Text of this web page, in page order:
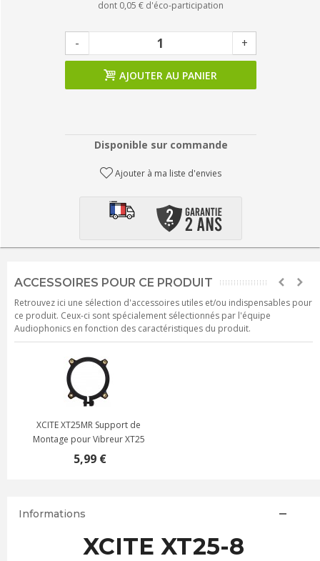
dont 0,05 € d'éco-participation
- +
AJOUTER AU PANIER
Disponible sur commande
Ajouter à ma liste d'envies
ACCESSOIRES POUR CE PRODUIT
Retrouvez ici une sélection d'accessoires utiles et/ou indispensables pour
ce produit. Ceux-ci sont spécialement sélectionnés par l'équipe
Audiophonics en fonction des caractéristiques du produit.
XCITE XT25MR Support de
Montage pour Vibreur XT25
5,99 €
Informations
XCITE XT25-8